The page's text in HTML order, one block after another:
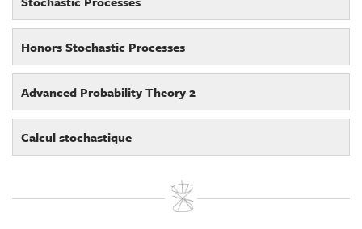
Honors Stochastic Processes
Advanced Probability Theory 2
Calcul stochastique